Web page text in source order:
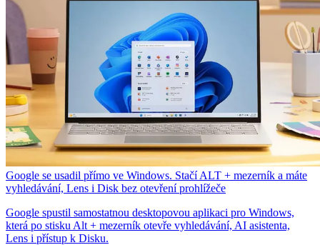
Google se usadil přímo ve Windows. Stačí ALT + mezerník a máte
vyhledávání, Lens i Disk bez otevření prohlížeče
Google spustil samostatnou desktopovou aplikaci pro Windows,
která po stisku Alt + mezerník otevře vyhledávání, AI asistenta,
Lens i přístup k Disku.